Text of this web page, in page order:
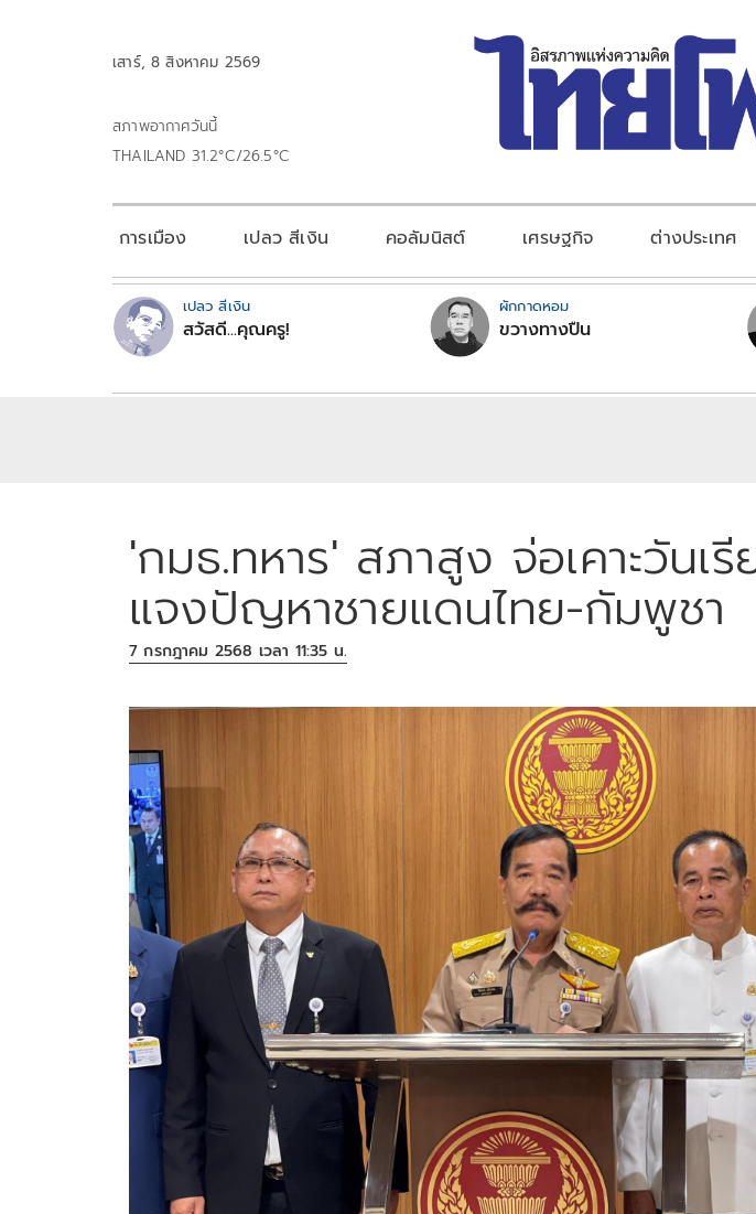
เสาร์, 8 สิงหาคม 2569
สภาพอากาศวันนี้
THAILAND 31.2°C/26.5°C
การเมือง เปลว สีเงิน คอลัมนิสต์ เศรษฐกิจ ต่างประเทศ
เปลว สีเงิน
สวัสดี...คุณครู!
ผักกาดหอม
ขวางทางปืน
'กมธ.ทหาร' สภาสูง จ่อเคาะวันเ
แจงปัญหาชายแดนไทย-กัมพูชา
7 กรกฎาคม 2568 เวลา 11:35 น.